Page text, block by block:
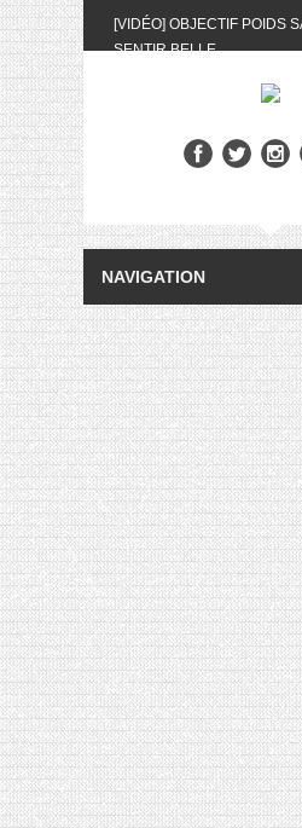
[VIDÉO] OBJECTIF POIDS
SENTIR BELLE
BIOTYFULL BOX DU MOIS
[VIDÉO] QUITOQUE #10 :
CONVIVIALITÉ
[VIDÉO] UNBOXING : LES
BIOTYFULL BOX DU MOIS
FEAT. AKILA
[VIDÉO] OBJECTIF POIDS
DES AUTRES, CE N’EST
AUTRES
[VIDÉO] UNBOXING : LES
BIOTYFULL BOX DES
MARS 2024 FEAT. AKILA
[VIDÉO] LA SÉLECTION DU
#JANVIER2024
[VIDÉO] HELLOFRESH #34
RECETTES RISOTTO